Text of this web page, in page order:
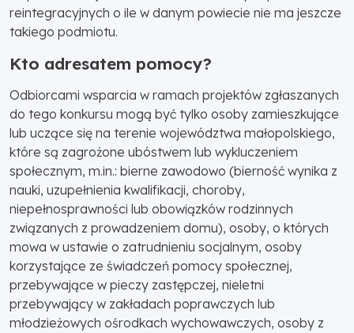
reintegracyjnych o ile w danym powiecie nie ma jeszcze
takiego podmiotu.
Kto adresatem pomocy?
Odbiorcami wsparcia w ramach projektów zgłaszanych
do tego konkursu mogą być tylko osoby zamieszkujące
lub uczące się na terenie województwa małopolskiego,
które są zagrożone ubóstwem lub wykluczeniem
społecznym, m.in.: bierne zawodowo (bierność wynika z
nauki, uzupełnienia kwalifikacji, choroby,
niepełnosprawności lub obowiązków rodzinnych
związanych z prowadzeniem domu), osoby, o których
mowa w ustawie o zatrudnieniu socjalnym, osoby
korzystające ze świadczeń pomocy społecznej,
przebywające w pieczy zastępczej, nieletni
przebywający w zakładach poprawczych lub
młodzieżowych ośrodkach wychowawczych, osoby z